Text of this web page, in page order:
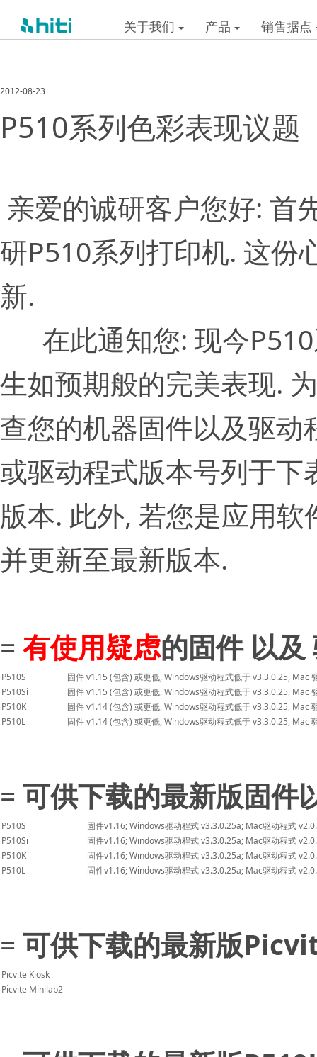
关于我们 产品 销售据点
2012-08-23
P510系列色彩表现议题
亲爱的诚研客户您好: 首
研P510系列打印机. 这份
新.
在此通知您: 现今P510
生如预期般的完美表现.
查您的机器固件以及驱
或驱动程式版本号列于
版本. 此外, 若您是应用
并更新至最新版本.
= 有使用疑虑的固件 以及
P510S
固件 v1.15 (包含) 或更低, Windows驱动程式低于 v3.3.0.25, Mac
P510Si
固件 v1.15 (包含) 或更低, Windows驱动程式低于 v3.3.0.25, Mac
P510K
固件 v1.14 (包含) 或更低, Windows驱动程式低于 v3.3.0.25, Mac
P510L
固件 v1.14 (包含) 或更低, Windows驱动程式低于 v3.3.0.25, Mac
= 可供下载的最新版固件
P510S
固件v1.16; Windows驱动程式 v3.3.0.25a; Mac驱动程式
P510Si
固件v1.16; Windows驱动程式 v3.3.0.25a; Mac驱动程式
P510K
固件v1.16; Windows驱动程式 v3.3.0.25a; Mac驱动程式
P510L
固件v1.16; Windows驱动程式 v3.3.0.25a; Mac驱动程式
= 可供下载的最新版
Picvite Kiosk
Picvite Minilab2